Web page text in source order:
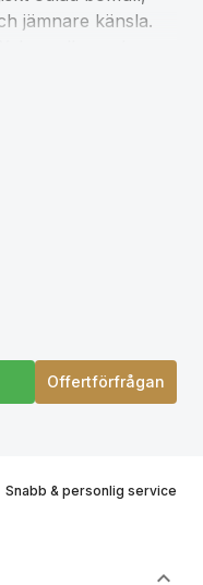
jämnare känsla.
skärning,
bomull /
se
Offertförfrågan
Snabb & personlig service